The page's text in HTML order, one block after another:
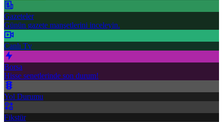
Gazeteler
Günün gazete manşetlerini inceleyin.
Canlı Tv
Borsa
Hisse senetlerinde son durum!
Yol Durumu
Fikstür